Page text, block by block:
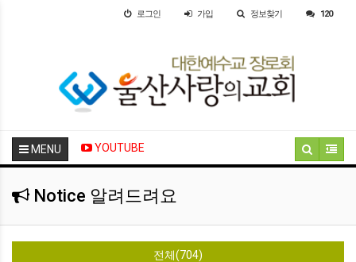
로그인 가입 정보찾기 120
MENU YOUTUBE
Notice 알려드려요
전체(704)